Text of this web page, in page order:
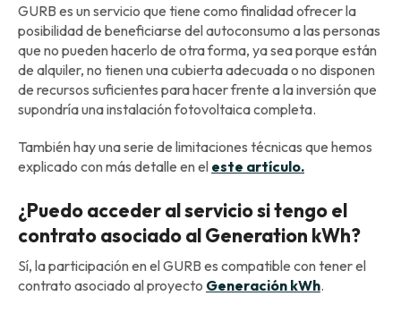
GURB es un servicio que tiene como finalidad ofrecer la
posibilidad de beneficiarse del autoconsumo a las personas
que no pueden hacerlo de otra forma, ya sea porque están
de alquiler, no tienen una cubierta adecuada o no disponen
de recursos suficientes para hacer frente a la inversión que
supondría una instalación fotovoltaica completa.
También hay una serie de limitaciones técnicas que hemos
explicado con más detalle en el este artículo.
¿Puedo acceder al servicio si tengo el
contrato asociado al Generation kWh?
Sí, la participación en el GURB es compatible con tener el
contrato asociado al proyecto Generación kWh.